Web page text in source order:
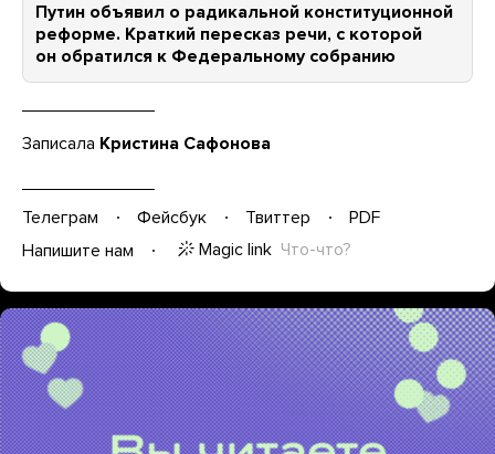
Путин объявил о радикальной конституционной
реформе. Краткий пересказ речи, с которой
он обратился к Федеральному собранию
Записала Кристина Сафонова
Телеграм Фейсбук Твиттер
PDF
Напишите нам
Magic link Что-что?